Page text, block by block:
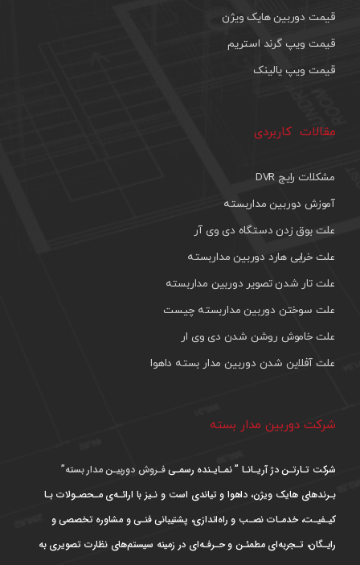
قیمت دوربین هایک ویژن
قیمت ویپ گرند استریم
قیمت ویپ یالینک
مقالات کاربردی
مشکلات رایج DVR
آموزش دوربین مداربسته
علت بوق زدن دستگاه دی وی آر
علت خرابی هارد دوربین مداربسته
علت تار شدن تصویر دوربین مداربسته
علت سوختن دوربین مداربسته چیست
علت خاموش روشن شدن دی وی ار
علت آفلاین شدن دوربین مدار بسته داهوا
شرکت دوربین مدار بسته
شرکت تـارتـن دژ آریـانـا ” نمـایـنده رسمـیفـروش دوربیـن مدار بسته”
بـرندهای هایک ویژن، داهوا و تیاندی است و نـیز با ارائـه‌ی مـحصـولات بـا
کیـفیـت، خدمـات نصـب و راه‌اندازی، پشتیبانی فنـی و مشاوره تخصصی و
رایـگان، تـجربه‌ای مطمئـن و حـرفـه‌ای در زمینه سیستم‌های نظارت تصویری به